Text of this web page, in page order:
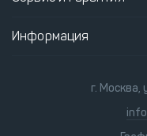
Информация
г. Москва,